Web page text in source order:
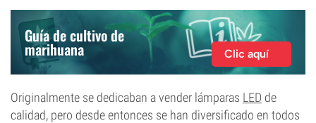
Guía de cultivo de
marihuana Clic aquí
Originalmente se dedicaban a vender lámparas LED de
calidad, pero desde entonces se han diversificado en todos